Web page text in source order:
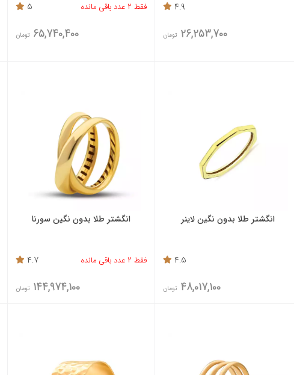
4.9
26,253,700 تومان
فقط 2 عدد باقی مانده 5
65,740,400 تومان
انگشتر طلا بدون نگین لاینر
4.5
48,017,100 تومان
انگشتر طلا بدون نگین سورنا
فقط 2 عدد باقی مانده 4.7
144,974,100 تومان